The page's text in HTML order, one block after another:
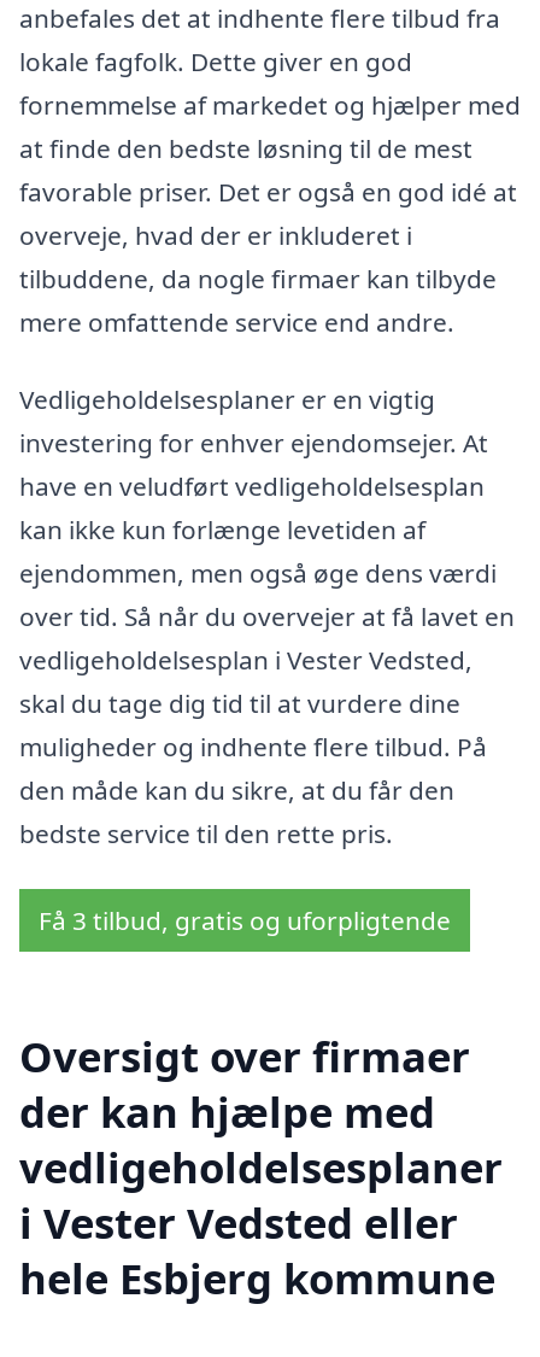
anbefales det at indhente flere tilbud fra
lokale fagfolk. Dette giver en god
fornemmelse af markedet og hjælper med
at finde den bedste løsning til de mest
favorable priser. Det er også en god idé at
overveje, hvad der er inkluderet i
tilbuddene, da nogle firmaer kan tilbyde
mere omfattende service end andre.
Vedligeholdelsesplaner er en vigtig
investering for enhver ejendomsejer. At
have en veludført vedligeholdelsesplan
kan ikke kun forlænge levetiden af
ejendommen, men også øge dens værdi
over tid. Så når du overvejer at få lavet en
vedligeholdelsesplan i Vester Vedsted,
skal du tage dig tid til at vurdere dine
muligheder og indhente flere tilbud. På
den måde kan du sikre, at du får den
bedste service til den rette pris.
Få 3 tilbud, gratis og uforpligtende
Oversigt over firmaer
der kan hjælpe med
vedligeholdelsesplaner
i Vester Vedsted eller
hele Esbjerg kommune